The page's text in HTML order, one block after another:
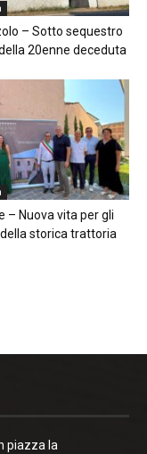
– Sotto sequestro
20enne deceduta
– Nuova vita per gli
storica trattoria
piazza la